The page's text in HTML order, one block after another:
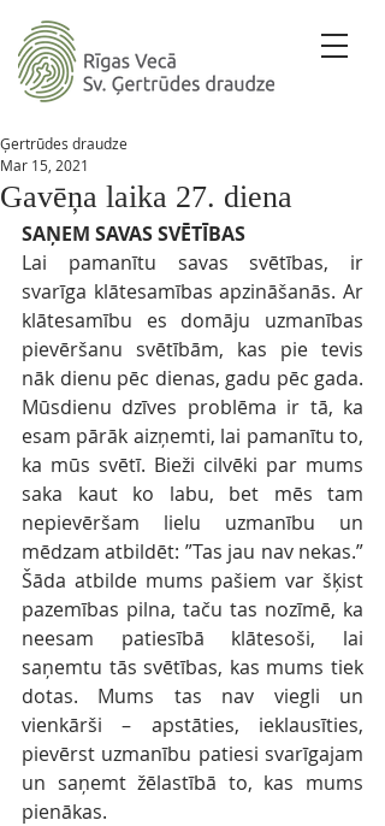
Gavēņa laika 27. diena
Ģertrūdes draudze
Mar 15, 2021
SAŅEM SAVAS SVĒTĪBAS
Lai pamanītu savas svētības, ir
svarīga klātesamības apzināšanās. Ar
klātesamību es domāju uzmanības
pievēršanu svētībām, kas pie tevis
nāk dienu pēc dienas, gadu pēc gada.
Mūsdienu dzīves problēma ir tā, ka
esam pārāk aizņemti, lai pamanītu to,
ka mūs svētī. Bieži cilvēki par mums
saka kaut ko labu, bet mēs tam
nepievēršam lielu uzmanību un
mēdzam atbildēt: ”Tas jau nav nekas.”
Šāda atbilde mums pašiem var šķist
pazemības pilna, taču tas nozīmē, ka
neesam patiesībā klātesoši, lai
saņemtu tās svētības, kas mums tiek
dotas. Mums tas nav viegli un
vienkārši – apstāties, ieklausīties,
pievērst uzmanību patiesi svarīgajam
un saņemt žēlastībā to, kas mums
pienākas.